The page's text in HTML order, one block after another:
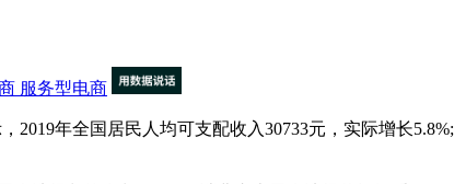
服务型电商
年全国居民人均可支配收入30733元，实际增长5.8%;